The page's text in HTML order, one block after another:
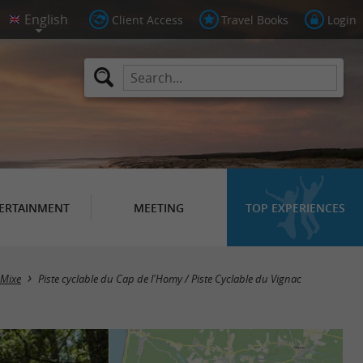
Client Access Travel Books Login
MEETING TOP EXPERIENCES
Piste cyclable du Cap de l'Homy / Piste Cyclable du Vignac